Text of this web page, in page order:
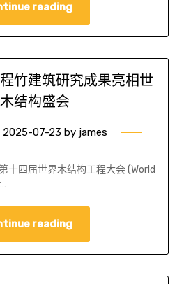
reading
竹建筑研究成果亮相世
结构盛会
2025-07-23 by james
四届世界木结构工程大会 (World
reading